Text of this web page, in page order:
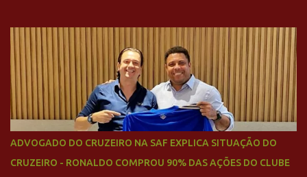
Neymar Pai nega
ADVOGADO DO CRUZEIRO NA SAF EXPLICA SITUAÇÃO DO
CRUZEIRO - RONALDO COMPROU 90% DAS AÇÕES DO CLUBE